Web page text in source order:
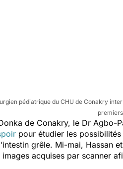
pédiatrique du CHU de Conakry
de Conakry, le Dr Agbo-
pour étudier les
grêle. Mi-mai, Hassan
acquises par scanner